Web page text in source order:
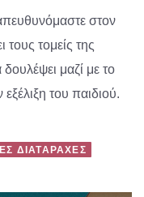
στον
τομείς της
μαζί με το
εξέλιξη του παιδιού.
ΔΙΑΤΑΡΑΧΈΣ